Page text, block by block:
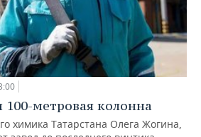
метровая колонна
химика Татарстана Олега Жогина,